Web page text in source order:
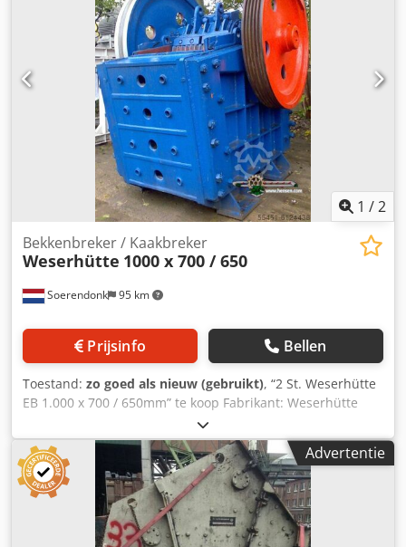
1 /2
Soerendonk 95 km
Bekkenbreker / Kaakbreker
Weserhütte 1000 x 700 / 650
Prijsinfo Bellen
Toestand: zo goed als nieuw (gebruikt), “2 St. Weserhütte
EB 1.000 x 700 / 650mm” te koop Fabrikant: Weserhütte
Type: EB 1.000 x 700 / 650 Inlaat Afmeting: 1.000 x 700 /
650mm Inclusief aandrijving Bekijk het PDF-Document hier
onder voor meer specifieke informatie. Breker is in goed
werkende conditie. Dcsdjg I R R Aopfx Al Ssk Breker kan
gestraald en gespoten worden.
Advertentie